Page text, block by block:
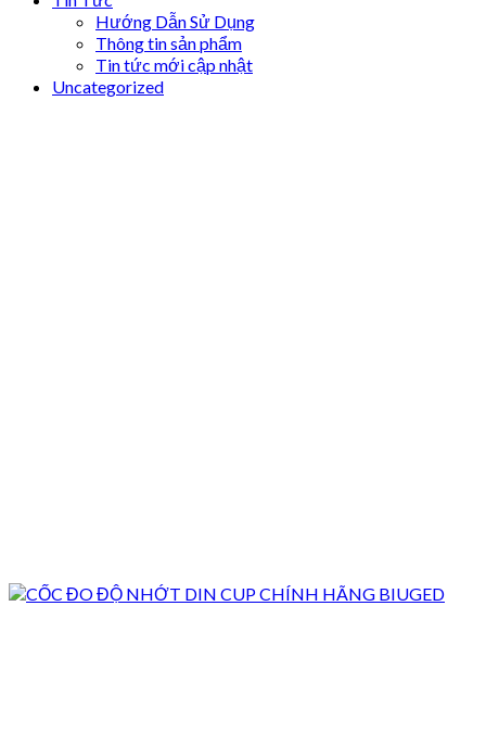
Hướng Dẫn Sử Dụng
Thông tin sản phẩm
Tin tức mới cập nhật
Uncategorized